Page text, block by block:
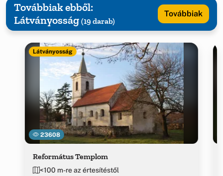
Továbbiak ebből:
Látványosság (19 darab)
Továbbiak
23608
Látványosság
Református Templom
<100 m-re az értesítéstől